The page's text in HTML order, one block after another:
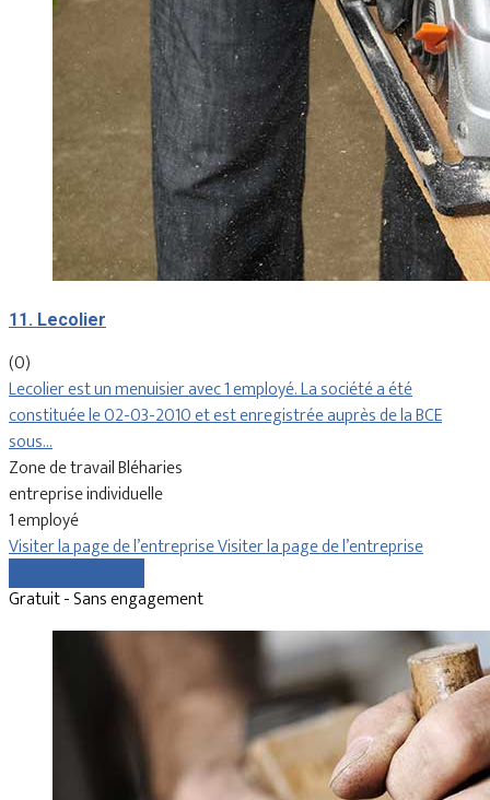
11. Lecolier
(0)
Lecolier est un menuisier avec 1 employé. La société a été
constituée le 02-03-2010 et est enregistrée auprès de la BCE
sous…
Zone de travail Bléharies
entreprise individuelle
1 employé
Visiter la page de l’entrepriseVisiter la page de l’entreprise
Gratuit - Sans engagement